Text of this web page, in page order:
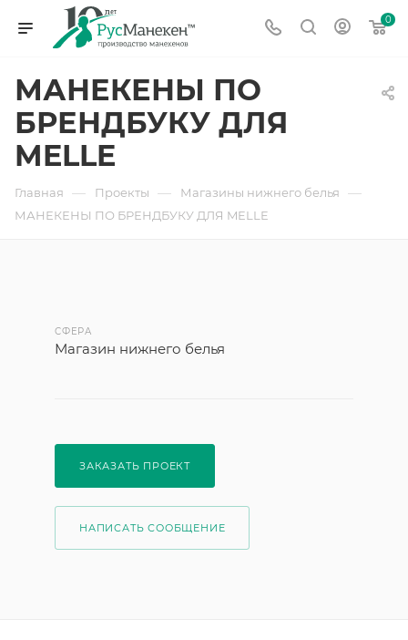
0
МАНЕКЕНЫ ПО
БРЕНДБУКУ ДЛЯ
MELLE
Главная — Проекты — Магазины нижнего белья —
МАНЕКЕНЫ ПО БРЕНДБУКУ ДЛЯ MELLE
СФЕРА
Магазин нижнего белья
ЗАКАЗАТЬ ПРОЕКТ
НАПИСАТЬ СООБЩЕНИЕ